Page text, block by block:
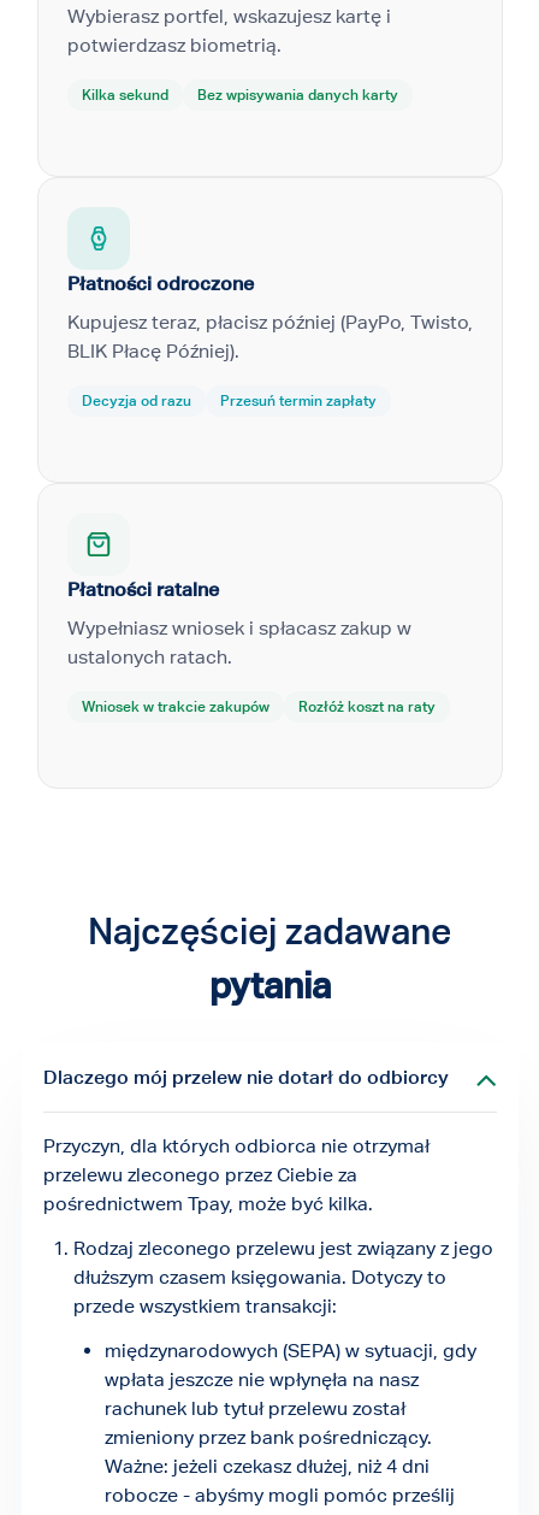
Wybierasz portfel, wskazujesz kartę i
potwierdzasz biometrią.
Kilka sekund Bez wpisywania danych karty
Płatności odroczone
Kupujesz teraz, płacisz później (PayPo, Twisto,
BLIK Płacę Później).
Decyzja od razu Przesuń termin zapłaty
Płatności ratalne
Wypełniasz wniosek i spłacasz zakup w
ustalonych ratach.
Wniosek w trakcie zakupów Rozłóż koszt na raty
Najczęściej zadawane
pytania
Dlaczego mój przelew nie dotarł do odbiorcy
Przyczyn, dla których odbiorca nie otrzymał
przelewu zleconego przez Ciebie za
pośrednictwem Tpay, może być kilka.
Rodzaj zleconego przelewu jest związany z jego
dłuższym czasem księgowania. Dotyczy to
przede wszystkiem transakcji:
międzynarodowych (SEPA) w sytuacji, gdy
wpłata jeszcze nie wpłynęła na nasz
rachunek lub tytuł przelewu został
zmieniony przez bank pośredniczący.
Ważne: jeżeli czekasz dłużej, niż 4 dni
robocze - abyśmy mogli pomóc prześlij